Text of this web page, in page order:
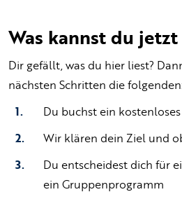
Was kannst du
Dir gefällt, was du hier liest?
nächsten Schritten die
Du buchst ein
Wir klären dein Ziel und
Du entscheidest dich für
ein Gruppenprogramm